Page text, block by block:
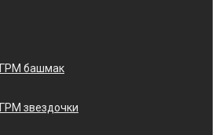
ГРМ башмак
ГРМ звездочки